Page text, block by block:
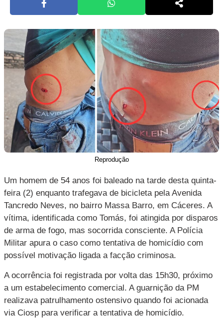
Reprodução
Um homem de 54 anos foi baleado na tarde desta quinta-
feira (2) enquanto trafegava de bicicleta pela Avenida
Tancredo Neves, no bairro Massa Barro, em Cáceres. A
vítima, identificada como Tomás, foi atingida por disparos
de arma de fogo, mas socorrida consciente. A Polícia
Militar apura o caso como tentativa de homicídio com
possível motivação ligada a facção criminosa.
A ocorrência foi registrada por volta das 15h30, próximo
a um estabelecimento comercial. A guarnição da PM
realizava patrulhamento ostensivo quando foi acionada
via Ciosp para verificar a tentativa de homicídio.